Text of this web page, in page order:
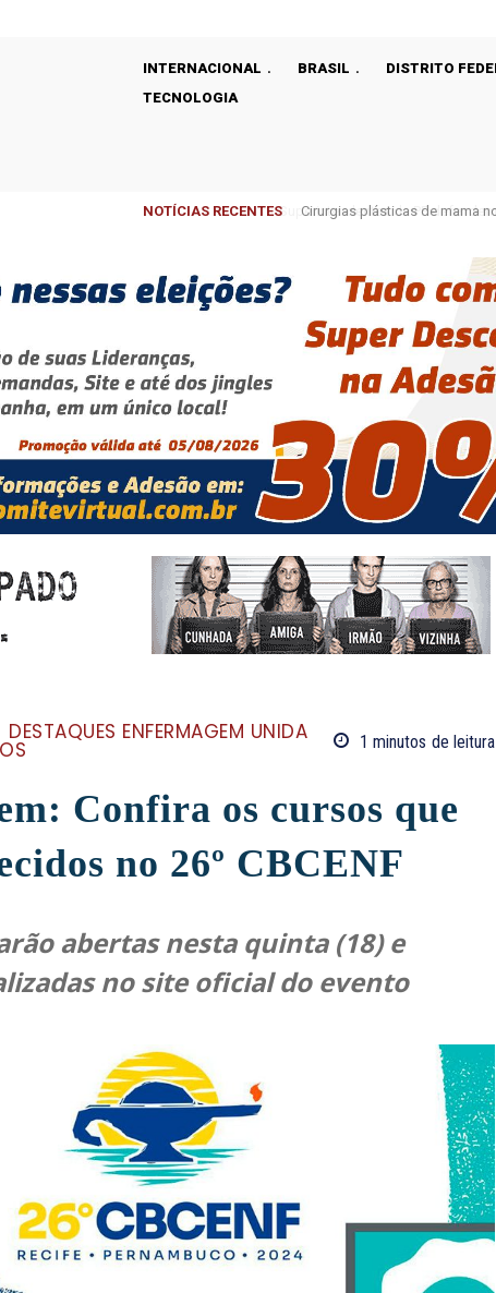
INTERNACIONAL BRASIL DISTRITO
TECNOLOGIA
NOTÍCIAS RECENTES Cirurgias plásticas de mama
DESTAQUES ENFERMAGEM UNIDA 1 minutos de leitura
Confira os cursos que
no 26º CBCENF
abertas nesta quinta (18) e
no site oficial do evento